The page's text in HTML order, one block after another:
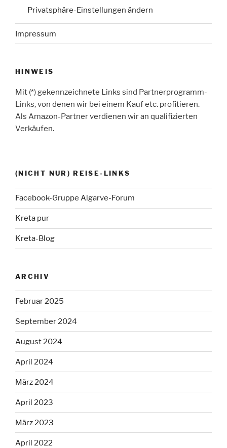
Privatsphäre-Einstellungen ändern
Impressum
HINWEIS
Mit (*) gekennzeichnete Links sind Partnerprogramm-
Links, von denen wir bei einem Kauf etc. profitieren.
Als Amazon-Partner verdienen wir an qualifizierten
Verkäufen.
(NICHT NUR) REISE-LINKS
Facebook-Gruppe Algarve-Forum
Kreta pur
Kreta-Blog
ARCHIV
Februar 2025
September 2024
August 2024
April 2024
März 2024
April 2023
März 2023
April 2022